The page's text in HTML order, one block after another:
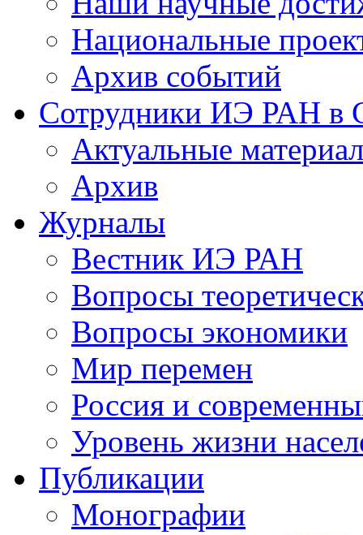
Национальные
Архив событий
Сотрудники ИЭ РАН
Актуальные
Архив
Журналы
Вестник ИЭ РАН
Вопросы
Вопросы экономики
Мир перемен
Россия и
Уровень жизни
Публикации
Монографии